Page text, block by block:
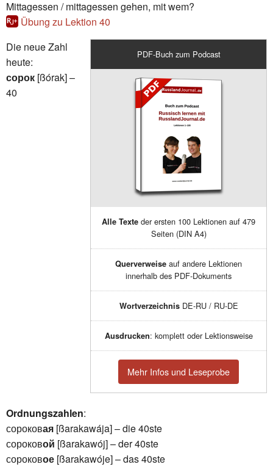
Mittagessen / mit­tag­es­sen gehen, mit wem?
Übung zu Lektion 40
PDF-Buch zum Podcast
Alle Texte der ersten 100 Lektionen auf 479
Seiten (DIN A4)
Querverweise auf andere Lektionen
innerhalb des PDF-Dokuments
WortverzeichnisDE-RU / RU-DE
Ausdrucken: komplett oder Lektionsweise
Mehr Infos und Leseprobe
Die neue Zahl
heute:
сорок [ßórak] –
40
Ordnungszahlen:
сороковая [ßarakawája] – die 40ste
сороковой [ßarakawój] – der 40ste
сороковое [ßarakawóje] – das 40ste